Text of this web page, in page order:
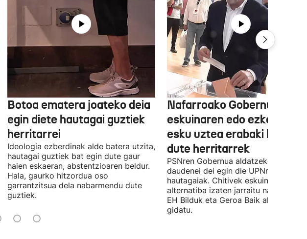
Botoa ematera joateko deia
egin diete hautagai guztiek
herritarrei
Ideologia ezberdinak alde batera utzita,
hautagai guztiek bat egin dute gaur
haien eskaeran, abstentzioaren beldur.
Hala, gaurko hitzordua oso
garrantzitsua dela nabarmendu dute
guztiek.
Nafarroako Gobernua
eskuinaren edo ezkerraren
esku uztea erabaki
dute herritarrek
PSNren Gobernua aldatzeko irrikitan
daudenei dei egin die UPNren
hautagaiak. Chitivek eskuinaren
alternatiba izaten jarraitu nahi du eta
EH Bilduk eta Geroa Baik aldaketa
gidatu.